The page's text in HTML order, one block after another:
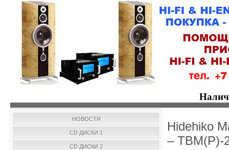
НОВОСТИ
CD ДИСКИ 1
CD ДИСКИ 2
Hidehiko
– TBM(P)-